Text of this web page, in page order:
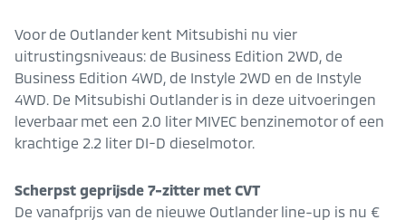
Voor de Outlander kent Mitsubishi nu vier
uitrustingsniveaus: de Business Edition 2WD, de
Business Edition 4WD, de Instyle 2WD en de Instyle
4WD. De Mitsubishi Outlander is in deze uitvoeringen
leverbaar met een 2.0 liter MIVEC benzinemotor of een
krachtige 2.2 liter DI-D dieselmotor.
Scherpst geprijsde 7-zitter met CVT
De vanafprijs van de nieuwe Outlander line-up is nu €